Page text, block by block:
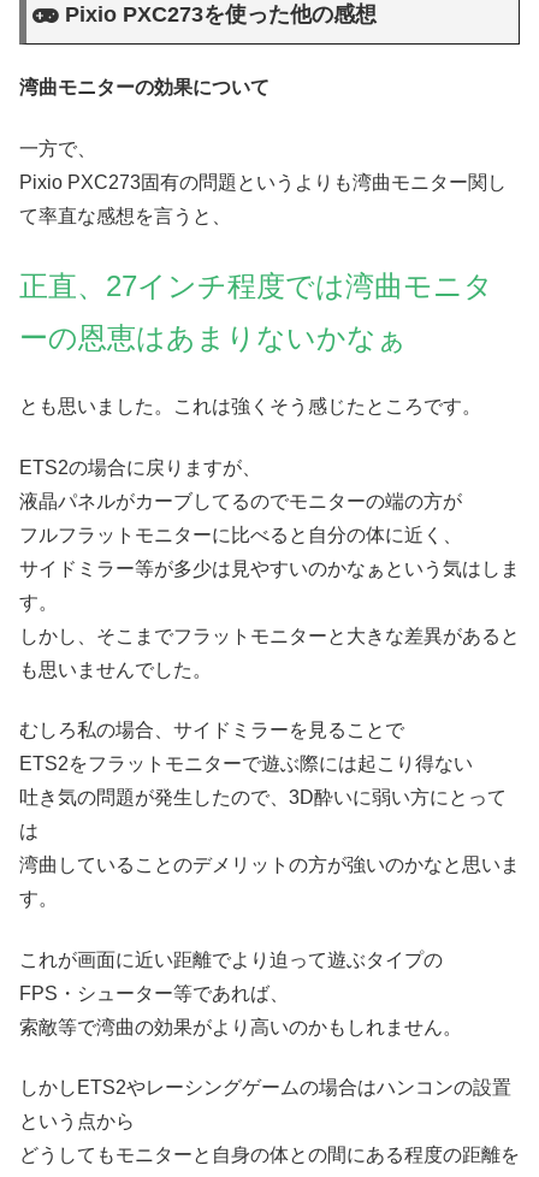
Pixio PXC273を使った他の感想
湾曲モニターの効果について
一方で、
Pixio PXC273固有の問題というよりも湾曲モニター関し
て率直な感想を言うと、
正直、27インチ程度では湾曲モニタ
ーの恩恵はあまりないかなぁ
とも思いました。これは強くそう感じたところです。
ETS2の場合に戻りますが、
液晶パネルがカーブしてるのでモニターの端の方が
フルフラットモニターに比べると自分の体に近く、
サイドミラー等が多少は見やすいのかなぁという気はしま
す。
しかし、そこまでフラットモニターと大きな差異があると
も思いませんでした。
むしろ私の場合、サイドミラーを見ることで
ETS2をフラットモニターで遊ぶ際には起こり得ない
吐き気の問題が発生したので、3D酔いに弱い方にとって
は
湾曲していることのデメリットの方が強いのかなと思いま
す。
これが画面に近い距離でより迫って遊ぶタイプの
FPS・シューター等であれば、
索敵等で湾曲の効果がより高いのかもしれません。
しかしETS2やレーシングゲームの場合はハンコンの設置
という点から
どうしてもモニターと自身の体との間にある程度の距離を